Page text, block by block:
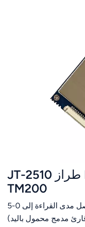
وحدة قارئ RFID UHF طراز JT-2510
TM200
قراءة من 0 إلى 200 علامة/ثانية؛ يصل مدى القراءة إلى 0-5